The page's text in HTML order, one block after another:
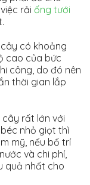
rải ống tưới
có khoảng
cao của bức
công, do đó nên
thời gian lắp
cây rất lớn với
nhỏ giọt thì
mỹ, nếu bố trí
và chi phí,
quả nhất cho